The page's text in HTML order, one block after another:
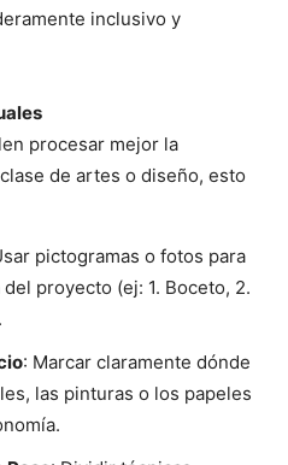
inclusivo y
procesar mejor la
de artes o diseño, esto
pictogramas o fotos para
proyecto (ej: 1. Boceto, 2.
: Marcar claramente dónde
las pinturas o los papeles